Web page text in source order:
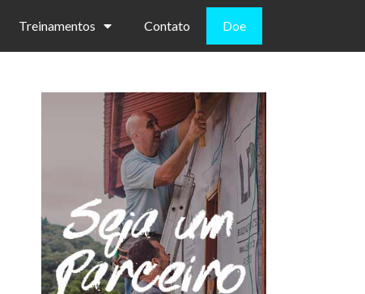
Treinamentos Contato Doe